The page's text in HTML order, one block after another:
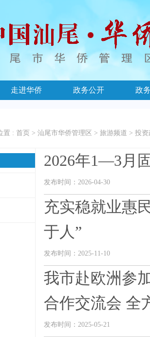
走进华侨 政务公开 政
置 : 首页 > 汕尾市华侨管理区 > 旅游频道 > 投资
2026年1—3月
发布时间：2026-04-30
充实稳就业惠
于人”
发布时间：2025-11-10
我市赴欧洲参
合作交流会 全
发布时间：2025-05-21